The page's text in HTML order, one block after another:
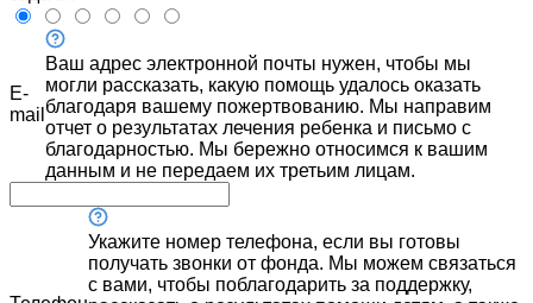
E-
mail
Ваш адрес электронной почты нужен, чтобы мы
могли рассказать, какую помощь удалось оказать
благодаря вашему пожертвованию. Мы направим
отчет о результатах лечения ребенка и письмо с
благодарностью. Мы бережно относимся к вашим
данным и не передаем их третьим лицам.
Укажите номер телефона, если вы готовы
получать звонки от фонда. Мы можем связаться
с вами, чтобы поблагодарить за поддержку,